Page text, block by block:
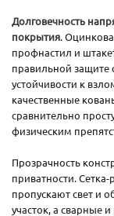
Долговечность
покрытия.
профнастил и
правильной защите
устойчивости к
качественные
сравнительно
физическим
Прозрачность
приватности.
пропускают свет и
участок, а сварные